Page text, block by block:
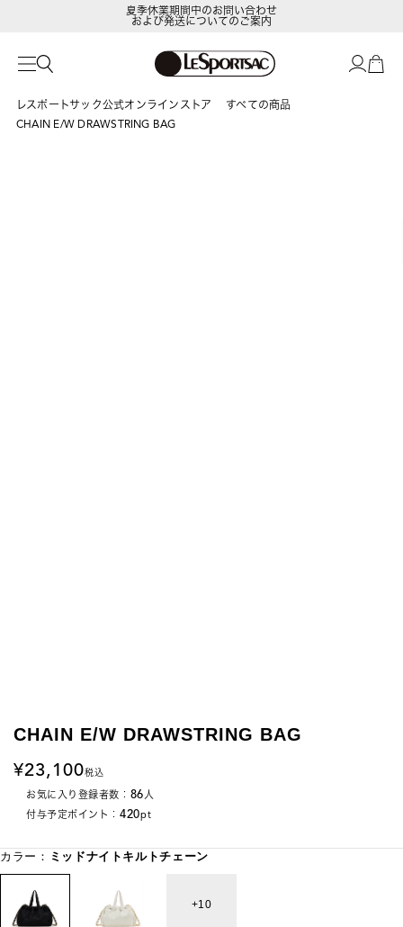
LeSportsac Member's Club
夏季休業期間中のお問い合わせ
および発送についてのご案内
レスポートサック公式オンラインストア
すべての商品
CHAIN E/W DRAWSTRING BAG
CHAIN E/W DRAWSTRING BAG
23,100税込
お気に入り登録者数： 86人
付与予定ポイント： 420pt
カラー： ミッドナイトキルトチェーン
10